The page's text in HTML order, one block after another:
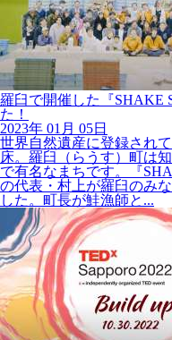
羅臼で開催した『SHAKE
た！
2023年
世界自然遺産に登録され
床。羅臼（らうす）町は
で有名なまちです。『
の代表・村上が羅臼のみ
した。町長が鮭漁師と...